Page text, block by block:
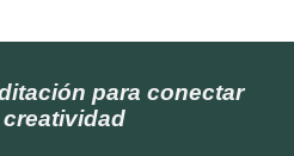
para conectar